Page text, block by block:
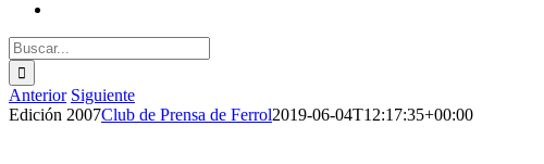
Buscar:
Anterior Siguiente
Edición 2007Club de Prensa de Ferrol2019-06-04T12:17:35+00:00